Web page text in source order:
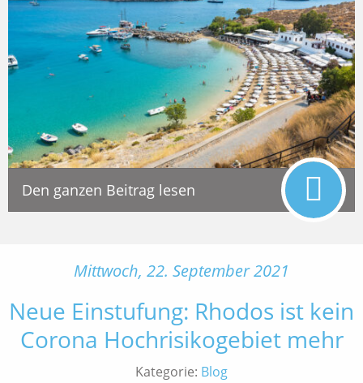
Den ganzen Beitrag lesen
Mittwoch, 22. September 2021
Neue Einstufung: Rhodos ist kein
Corona Hochrisikogebiet mehr
Kategorie: Blog